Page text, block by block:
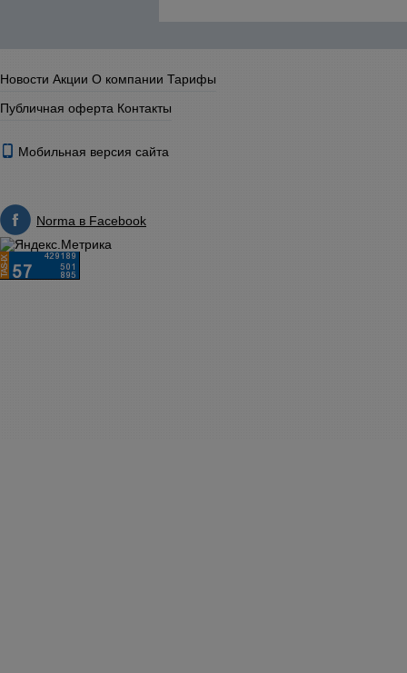
Новости Акции О компании Тарифы
Публичная оферта Контакты
Мобильная версия сайта
Norma в Facebook